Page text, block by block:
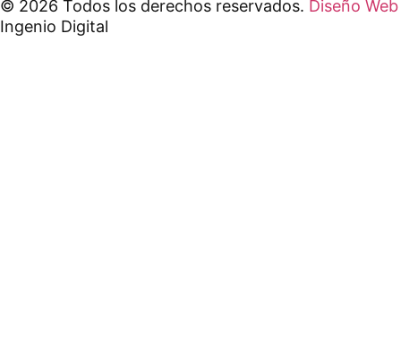
© 2026 Todos los derechos reservados. Diseño Web
Ingenio Digital